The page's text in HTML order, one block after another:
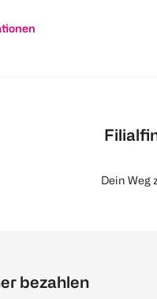
Dein Weg
bezahlen